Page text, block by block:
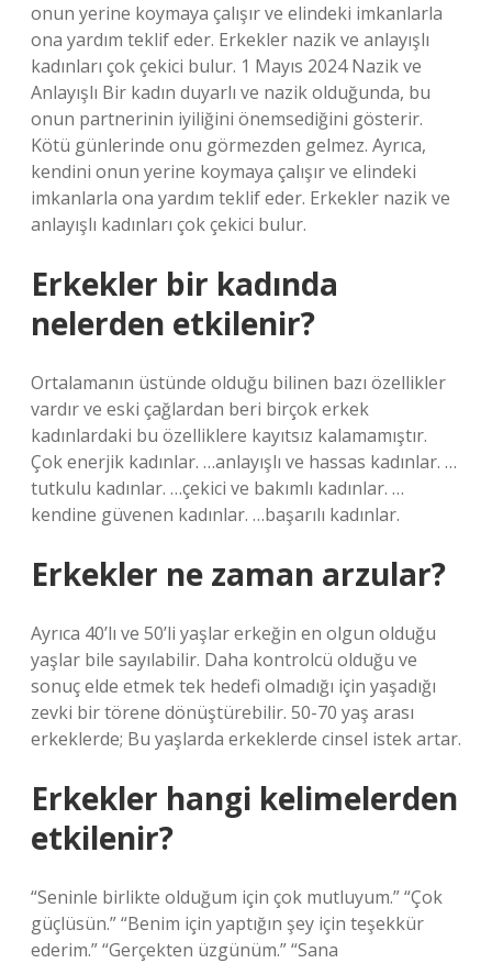
onun yerine koymaya çalışır ve elindeki imkanlarla
ona yardım teklif eder. Erkekler nazik ve anlayışlı
kadınları çok çekici bulur. 1 Mayıs 2024 Nazik ve
Anlayışlı Bir kadın duyarlı ve nazik olduğunda, bu
onun partnerinin iyiliğini önemsediğini gösterir.
Kötü günlerinde onu görmezden gelmez. Ayrıca,
kendini onun yerine koymaya çalışır ve elindeki
imkanlarla ona yardım teklif eder. Erkekler nazik ve
anlayışlı kadınları çok çekici bulur.
Erkekler bir kadında
nelerden etkilenir?
Ortalamanın üstünde olduğu bilinen bazı özellikler
vardır ve eski çağlardan beri birçok erkek
kadınlardaki bu özelliklere kayıtsız kalamamıştır.
Çok enerjik kadınlar. …anlayışlı ve hassas kadınlar. …
tutkulu kadınlar. …çekici ve bakımlı kadınlar. …
kendine güvenen kadınlar. …başarılı kadınlar.
Erkekler ne zaman arzular?
Ayrıca 40’lı ve 50’li yaşlar erkeğin en olgun olduğu
yaşlar bile sayılabilir. Daha kontrolcü olduğu ve
sonuç elde etmek tek hedefi olmadığı için yaşadığı
zevki bir törene dönüştürebilir. 50-70 yaş arası
erkeklerde; Bu yaşlarda erkeklerde cinsel istek artar.
Erkekler hangi kelimelerden
etkilenir?
“Seninle birlikte olduğum için çok mutluyum.” “Çok
güçlüsün.” “Benim için yaptığın şey için teşekkür
ederim.” “Gerçekten üzgünüm.” “Sana